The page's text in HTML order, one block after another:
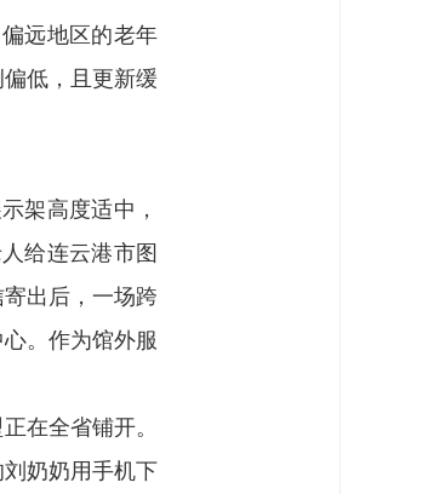
远地区的老年
低，且更新缓
架高度适中，
给连云港市图
出后，一场跨
。作为馆外服
在全省铺开。
奶奶用手机下